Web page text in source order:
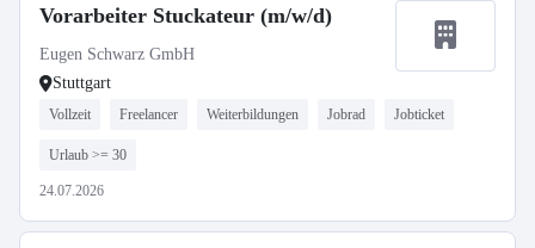
Vorarbeiter Stuckateur (m/w/d)
Eugen Schwarz GmbH
Stuttgart
Vollzeit Freelancer Weiterbildungen Jobrad Jobticket
Urlaub >= 30
24.07.2026